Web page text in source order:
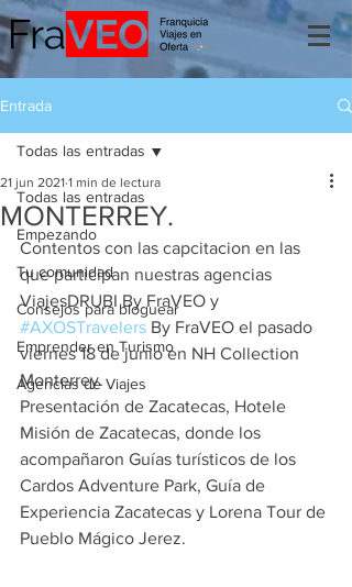
Entrada
Todas las entradas
Empezando
Tu comunidad
Consejos para bloguear
Emprender en Turismo
Agencias de Viajes
Todas las entradas
MONTERREY.
21 jun 2021 1 min de lectura
Contentos con las capcitacion en las
que participan nuestras agencias
ViajesDRUBI By FraVEO y
#AXOSTravelers By FraVEO el pasado
viernes 18 de junio en NH Collection
Monterrey.
Presentación de Zacatecas, Hotele
Misión de Zacatecas, donde los
acompañaron Guías turísticos de los
Cardos Adventure Park, Guía de
Experiencia Zacatecas y Lorena Tour de
Pueblo Mágico Jerez.